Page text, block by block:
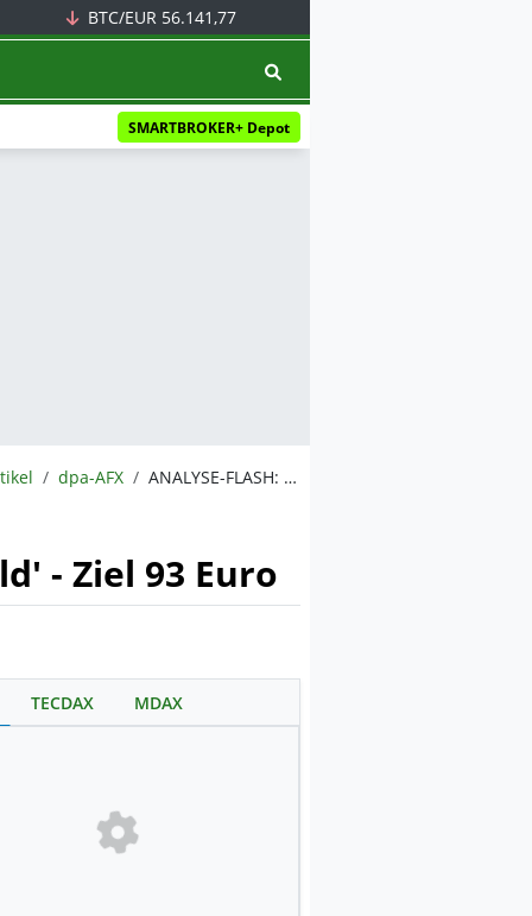
BTC/EUR 56.141,77
SMARTBROKER+ Depot
dpa-AFX ANALYSE-FLASH: Warburg Research senkt Suss Microtec auf 'Hold' - Ziel 93 Euro
- Ziel 93 Euro
TECDAX MDAX